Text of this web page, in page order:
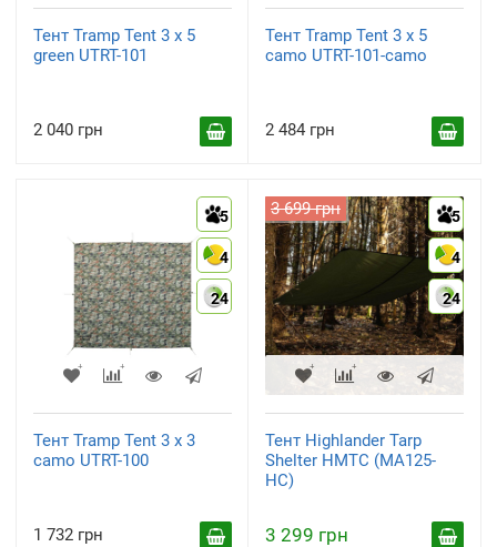
Тент Tramp Tent 3 х 5
green UTRT-101
2 040 грн
Тент Tramp Tent 3 х 5
camo UTRT-101-camo
2 484 грн
5
4
24
Тент Tramp Tent 3 х 3
camo UTRT-100
1 732 грн
5
4
24
3 699 грн
Тент Highlander Tarp
Shelter HMTC (MA125-
HC)
3 299 грн